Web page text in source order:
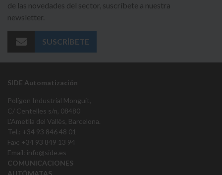
de las novedades del sector, suscríbete a nuestra
newsletter.
SUSCRÍBETE
SIDE Automatización
Polígon Industrial Monguit,
C/ Centelles s/n, 08480
L'Ametlla del Vallès, Barcelona.
Tel.: +34 93 846 48 01
Fax: +34 93 849 13 94
Email: info@side.es
COMUNICACIONES
AUTÓMATAS